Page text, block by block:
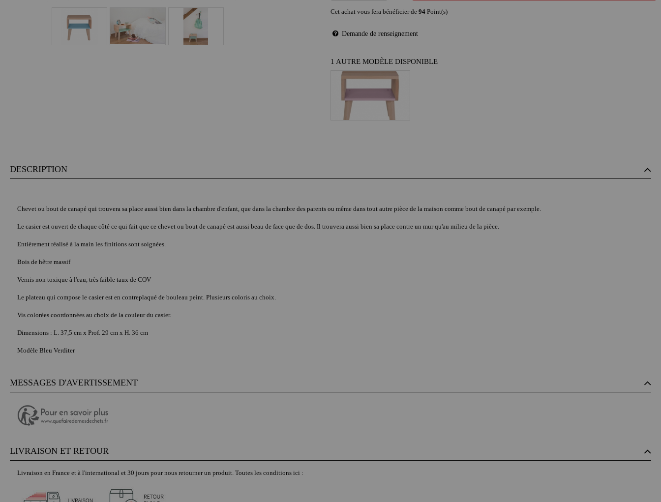
Cet achat vous fera bénéficier de 94 Point(s)
Demande de renseignement
1 AUTRE MODÈLE DISPONIBLE
DESCRIPTION
Chevet ou bout de canapé qui trouvera sa place aussi bien dans la chambre d'enfant, que dans la chambre des parents ou même dans tout autre pièce de la maison comme bout de canapé par exemple.
Le casier est ouvert de chaque côté ce qui fait que ce chevet ou bout de canapé est aussi beau de face que de dos. Il trouvera aussi bien sa place contre un mur qu'au milieu de la pièce.
Entièrement réalisé à la main les finitions sont soignées.
Bois de hêtre massif
Vernis non toxique à l'eau, très faible taux de COV
Le plateau qui compose le casier est en contreplaqué de bouleau peint. Plusieurs coloris au choix.
Vis colorées coordonnées au choix de la couleur du casier.
Dimensions : L. 37,5 cm x Prof. 29 cm x H. 36 cm
Modèle Bleu Verditer
MESSAGES D'AVERTISSEMENT
LIVRAISON ET RETOUR
Livraison en France et à l'international et 30 jours pour nous retourner un produit. Toutes les conditions ici :